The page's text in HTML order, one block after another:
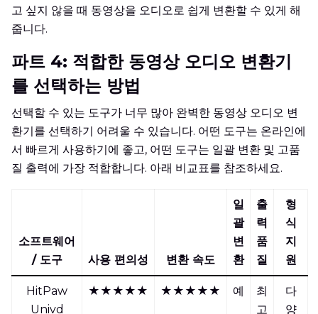
고 싶지 않을 때 동영상을 오디오로 쉽게 변환할 수 있게 해
줍니다.
파트 4: 적합한 동영상 오디오 변환기
를 선택하는 방법
선택할 수 있는 도구가 너무 많아 완벽한 동영상 오디오 변
환기를 선택하기 어려울 수 있습니다. 어떤 도구는 온라인에
서 빠르게 사용하기에 좋고, 어떤 도구는 일괄 변환 및 고품
질 출력에 가장 적합합니다. 아래 비교표를 참조하세요.
소프트웨어
/ 도구
사용 편의성 변환 속도
일
괄
변
환
출
력
품
질
형
식
지
원
HitPaw
Univd
★★★★★ ★★★★★ 예
최
고
다
양